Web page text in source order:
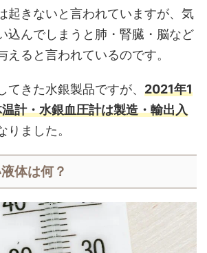
起きないと言われていますが、気
込んでしまうと肺・腎臓・脳など
えると言われているのです。
てきた水銀製品ですが、 2021年1
計・水銀血圧計は製造・輸出入
りました。
体は何？